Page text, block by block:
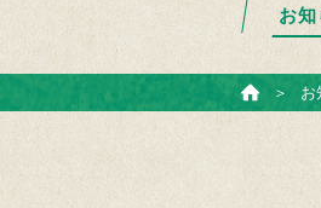
お
ホーム
＞ お